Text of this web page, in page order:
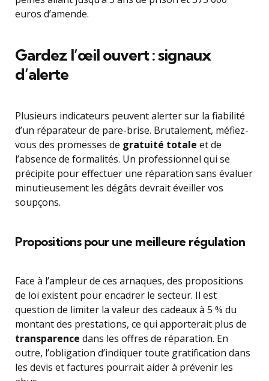
euros d’amende.
Gardez l’œil ouvert : signaux
d’alerte
Plusieurs indicateurs peuvent alerter sur la fiabilité
d’un réparateur de pare-brise. Brutalement, méfiez-
vous des promesses de gratuité totale et de
l’absence de formalités. Un professionnel qui se
précipite pour effectuer une réparation sans évaluer
minutieusement les dégâts devrait éveiller vos
soupçons.
Propositions pour une meilleure régulation
Face à l’ampleur de ces arnaques, des propositions
de loi existent pour encadrer le secteur. Il est
question de limiter la valeur des cadeaux à 5 % du
montant des prestations, ce qui apporterait plus de
transparence dans les offres de réparation. En
outre, l’obligation d’indiquer toute gratification dans
les devis et factures pourrait aider à prévenir les